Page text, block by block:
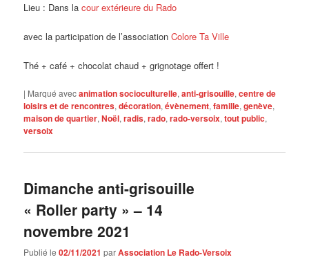
Lieu : Dans lacour extérieure du Rado
avec la participation de l’associationColore Ta Ville
Thé + café + chocolat chaud + grignotage offert !
| Marqué avecanimation socioculturelle,anti-grisouille,centre de
loisirs et de rencontres,décoration,évènement,famille,genève,
maison de quartier,Noël,radis,rado,rado-versoix,tout public,
versoix
Dimanche anti-grisouille
« Roller party » – 14
novembre 2021
Publié le02/11/2021 parAssociation Le Rado-Versoix